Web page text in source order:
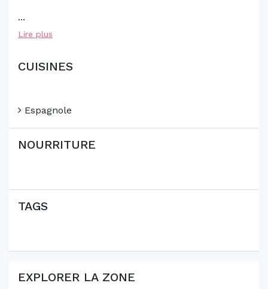
...
Lire plus
CUISINES
Espagnole
NOURRITURE
TAGS
EXPLORER LA ZONE